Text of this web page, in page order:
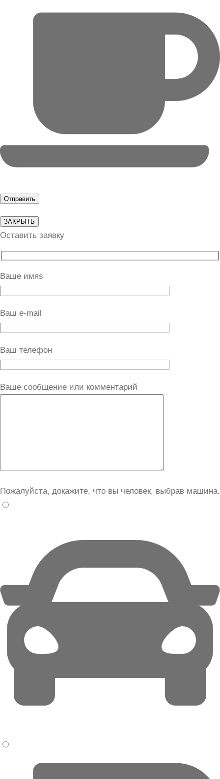
ЗАКРЫТЬ
Оставить заявку
Ваше имяs
Ваш e-mail
Ваш телефон
Ваше сообщение или комментарий
Пожалуйста, докажите, что вы человек, выбрав машина.